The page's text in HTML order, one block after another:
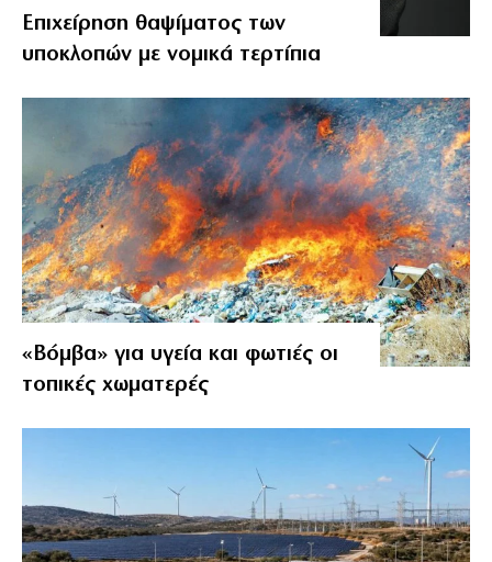
Επιχείρηση θαψίματος των
υποκλοπών με νομικά τερτίπια
«Βόμβα» για υγεία και φωτιές οι
τοπικές χωματερές